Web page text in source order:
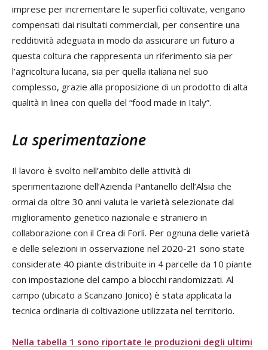
imprese per incrementare le superfici coltivate, vengano
compensati dai risultati commerciali, per consentire una
redditività adeguata in modo da assicurare un futuro a
questa coltura che rappresenta un riferimento sia per
l’agricoltura lucana, sia per quella italiana nel suo
complesso, grazie alla proposizione di un prodotto di alta
qualità in linea con quella del “food made in Italy”.
La sperimentazione
Il lavoro è svolto nell’ambito delle attività di
sperimentazione dell’Azienda Pantanello dell’Alsia che
ormai da oltre 30 anni valuta le varietà selezionate dal
miglioramento genetico nazionale e straniero in
collaborazione con il Crea di Forlì. Per ognuna delle varietà
e delle selezioni in osservazione nel 2020-21 sono state
considerate 40 piante distribuite in 4 parcelle da 10 piante
con impostazione del campo a blocchi randomizzati. Al
campo (ubicato a Scanzano Jonico) è stata applicata la
tecnica ordinaria di coltivazione utilizzata nel territorio.
Nella tabella 1 sono riportate le produzioni degli ultimi